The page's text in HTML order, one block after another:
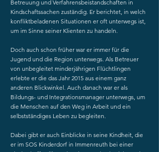
Betreuung und Verfahrensbeistandschaften in
Kindschaftssachen zuständig. Er berichtet, in welch
konfliktbeladenen Situationen er oft unterwegs ist,
um im Sinne seiner Klienten zu handeln.
Doch auch schon früher war er immer für die
Jugend und die Region unterwegs. Als Betreuer
von unbegleitet minderjährigen Flüchtlingen
erlebte er die das Jahr 2015 aus einem ganz
anderen Blickwinkel. Auch danach war er als
Bildungs- und Integrationsmanager unterwegs, um
die Menschen auf den Weg in Arbeit und ein
selbstständiges Leben zu begleiten.
Dabei gibt er auch Einblicke in seine Kindheit, die
er im SOS Kinderdorf in Immenreuth bei einer